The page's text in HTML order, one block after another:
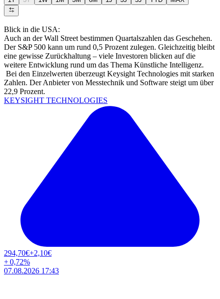
Blick in die USA:
Auch an der Wall Street bestimmen Quartalszahlen das Geschehen.
Der S&P 500 kann um rund 0,5 Prozent zulegen. Gleichzeitig bleibt
eine gewisse Zurückhaltung – viele Investoren blicken auf die
weitere Entwicklung rund um das Thema Künstliche Intelligenz.
Bei den Einzelwerten überzeugt Keysight Technologies mit starken
Zahlen. Der Anbieter von Messtechnik und Software steigt um über
22,9 Prozent.
KEYSIGHT TECHNOLOGIES
294,70€+2,10€
+0,72%
07.08.2026 17:43